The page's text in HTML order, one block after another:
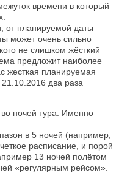
времени в который
от планируемой даты
может очень сильно
не слишком жёсткий
предложит наиболее
жесткая планируемая
21.10.2016 два раза
ночей тура. Именно
в 5 ночей (например,
расписание, и порой
13 ночей полётом
«регулярным рейсом».